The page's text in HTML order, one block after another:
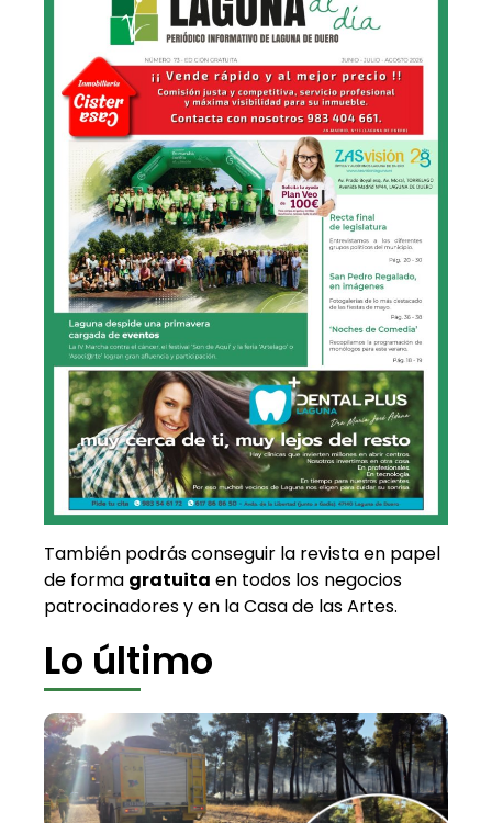
También podrás conseguir la revista en papel
de forma gratuita en todos los negocios
patrocinadores y en la Casa de las Artes.
Lo último